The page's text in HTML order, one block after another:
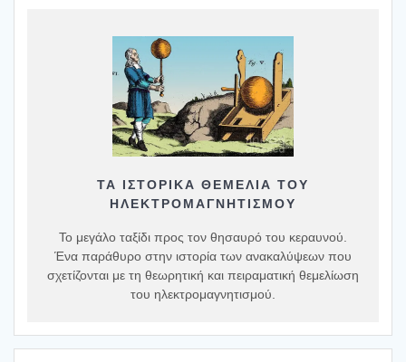
ΤΑ ΙΣΤΟΡΙΚΆ ΘΕΜΈΛΙΑ ΤΟΥ
ΗΛΕΚΤΡΟΜΑΓΝΗΤΙΣΜΟΎ
Το μεγάλο ταξίδι προς τον θησαυρό του κεραυνού.
Ένα παράθυρο στην ιστορία των ανακαλύψεων που
σχετίζονται με τη θεωρητική και πειραματική θεμελίωση
του ηλεκτρομαγνητισμού.